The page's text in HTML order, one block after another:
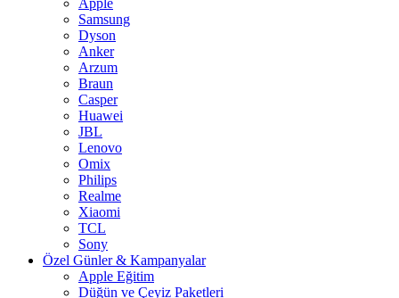
Samsung
Dyson
Anker
Arzum
Braun
Casper
Huawei
JBL
Lenovo
Omix
Philips
Realme
Xiaomi
TCL
Sony
Özel Günler & Kampanyalar
Apple Eğitim
Düğün ve Çeyiz Paketleri